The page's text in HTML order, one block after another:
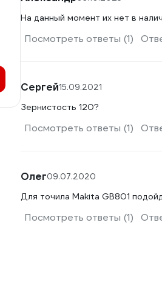
На данный момент их нет в
Посмотреть ответы (1)
Сергей15.09.2021
Зернистость 120?
Посмотреть ответы (1)
Олег09.07.2020
Для точила Makita GB801
Посмотреть ответы (1)